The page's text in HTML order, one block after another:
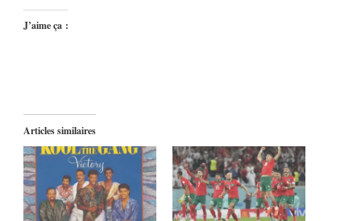
J’aime ça :
Articles similaires